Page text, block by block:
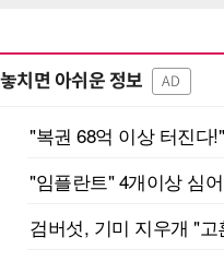
놓치면 아쉬운 정보 AD